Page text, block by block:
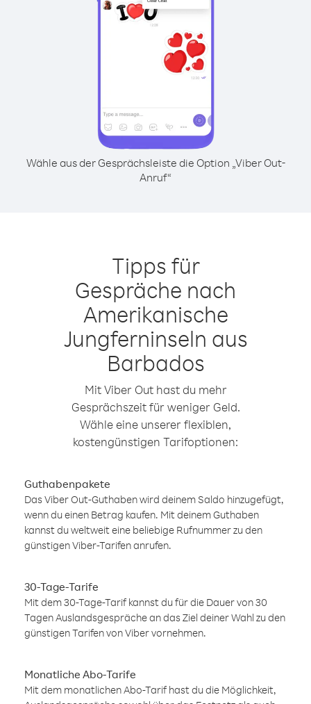
Wähle aus der Gesprächsleiste die Option „Viber Out-
Anruf“
Tipps für
Gespräche nach
Amerikanische
Jungferninseln aus
Barbados
Mit Viber Out hast du mehr
Gesprächszeit für weniger Geld.
Wähle eine unserer flexiblen,
kostengünstigen Tarifoptionen:
Guthabenpakete
Das Viber Out-Guthaben wird deinem Saldo hinzugefügt,
wenn du einen Betrag kaufen. Mit deinem Guthaben
kannst du weltweit eine beliebige Rufnummer zu den
günstigen Viber-Tarifen anrufen.
30-Tage-Tarife
Mit dem 30-Tage-Tarif kannst du für die Dauer von 30
Tagen Auslandsgespräche an das Ziel deiner Wahl zu den
günstigen Tarifen von Viber vornehmen.
Monatliche Abo-Tarife
Mit dem monatlichen Abo-Tarif hast du die Möglichkeit,